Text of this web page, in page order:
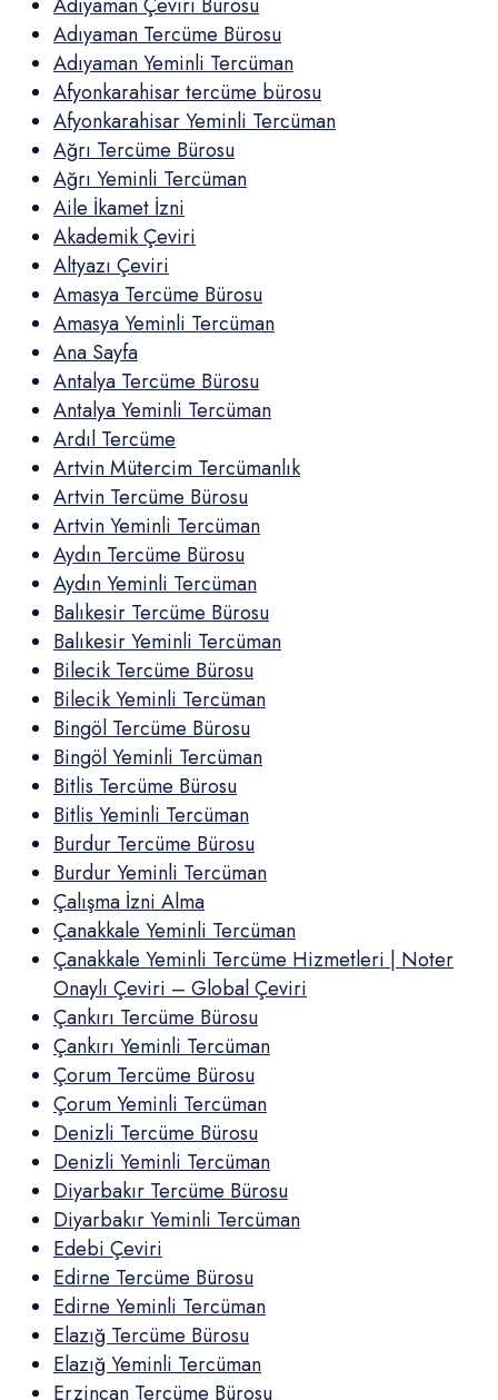
Adıyaman Tercüme Bürosu
Adıyaman Yeminli Tercüman
Afyonkarahisar tercüme bürosu
Afyonkarahisar Yeminli Tercüman
Ağrı Tercüme Bürosu
Ağrı Yeminli Tercüman
Aile İkamet İzni
Akademik Çeviri
Altyazı Çeviri
Amasya Tercüme Bürosu
Amasya Yeminli Tercüman
Ana Sayfa
Antalya Tercüme Bürosu
Antalya Yeminli Tercüman
Ardıl Tercüme
Artvin Mütercim Tercümanlık
Artvin Tercüme Bürosu
Artvin Yeminli Tercüman
Aydın Tercüme Bürosu
Aydın Yeminli Tercüman
Balıkesir Tercüme Bürosu
Balıkesir Yeminli Tercüman
Bilecik Tercüme Bürosu
Bilecik Yeminli Tercüman
Bingöl Tercüme Bürosu
Bingöl Yeminli Tercüman
Bitlis Tercüme Bürosu
Bitlis Yeminli Tercüman
Burdur Tercüme Bürosu
Burdur Yeminli Tercüman
Çalışma İzni Alma
Çanakkale Yeminli Tercüman
Çanakkale Yeminli Tercüme Hizmetleri | Noter
Onaylı Çeviri – Global Çeviri
Çankırı Tercüme Bürosu
Çankırı Yeminli Tercüman
Çorum Tercüme Bürosu
Çorum Yeminli Tercüman
Denizli Tercüme Bürosu
Denizli Yeminli Tercüman
Diyarbakır Tercüme Bürosu
Diyarbakır Yeminli Tercüman
Edebi Çeviri
Edirne Tercüme Bürosu
Edirne Yeminli Tercüman
Elazığ Tercüme Bürosu
Elazığ Yeminli Tercüman
Erzincan Tercüme Bürosu